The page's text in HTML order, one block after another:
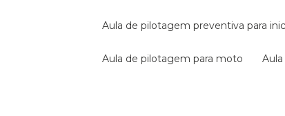
aula de pilotagem preventiva para
aula de pilotagem para moto